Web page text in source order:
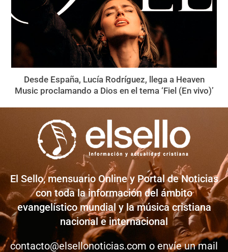
Desde España, Lucía Rodríguez, llega a Heaven
Music proclamando a Dios en el tema ‘Fiel (En vivo)’
El Sello, mensuario Online y Portal de Noticias
con toda la información del ámbito
evangelístico mundial y la música cristiana
nacional e internacional
contacto@elsellonoticias.com o envíe un mail